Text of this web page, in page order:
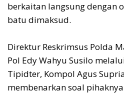
berkaitan langsung dengan
batu dimaksud.
‎Direktur Reskrimsus Polda
Pol Edy Wahyu Susilo
Tipidter, Kompol Agus
membenarkan soal